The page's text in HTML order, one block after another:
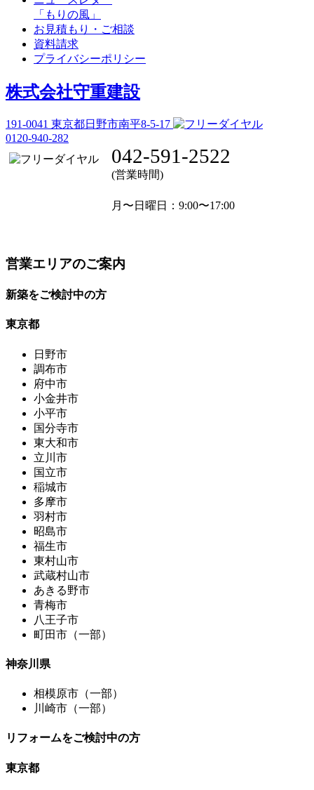
「もりの風」
お見積もり・ご相談
資料請求
プライバシーポリシー
株式会社守重建設
191-0041 東京都日野市南平8-5-17
0120-940-282
042-591-2522
(営業時間)
月〜日曜日 ：9:00〜17:00
営業エリアのご案内
新築をご検討中の方
東京都
日野市
調布市
府中市
小金井市
小平市
国分寺市
東大和市
立川市
国立市
稲城市
多摩市
羽村市
昭島市
福生市
東村山市
武蔵村山市
あきる野市
青梅市
八王子市
町田市（一部）
神奈川県
相模原市（一部）
川崎市（一部）
リフォームをご検討中の方
東京都